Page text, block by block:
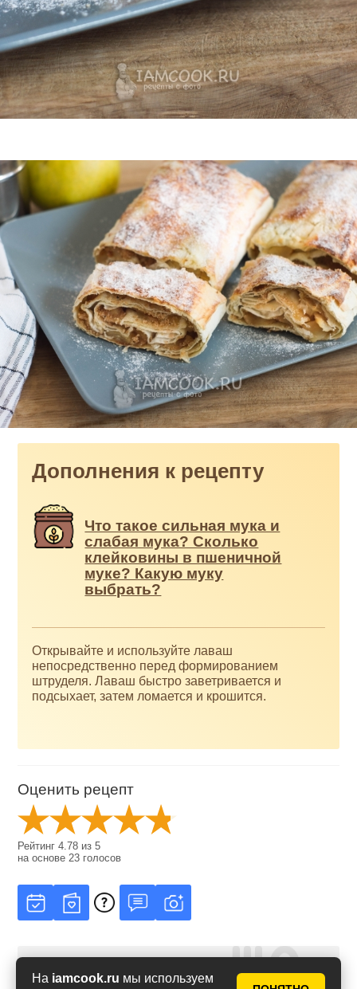
На iamcook.ru мы используем
Дополнения к рецепту
Что такое сильная мука и
слабая мука? Сколько
клейковины в пшеничной
муке? Какую муку
выбрать?
Открывайте и используйте лаваш
непосредственно перед формированием
штруделя. Лаваш быстро заветривается и
подсыхает, затем ломается и крошится.
Оценить рецепт
Рейтинг4.78 из5
на основе23 голосов